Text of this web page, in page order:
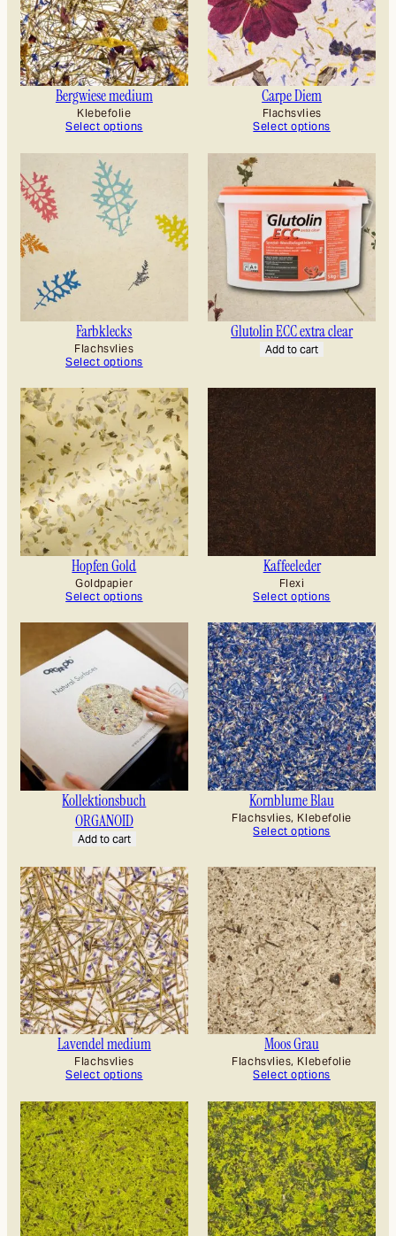
Bergwiese medium
Klebefolie
Select options
Carpe Diem
Flachsvlies
Select options
Farbklecks
Flachsvlies
Select options
Glutolin ECC extra clear
Add to cart
Hopfen Gold
Goldpapier
Select options
Kaffeeleder
Flexi
Select options
Kollektionsbuch
ORGANOID
Add to cart
Kornblume Blau
Flachsvlies, Klebefolie
Select options
Lavendel medium
Flachsvlies
Select options
Moos Grau
Flachsvlies, Klebefolie
Select options